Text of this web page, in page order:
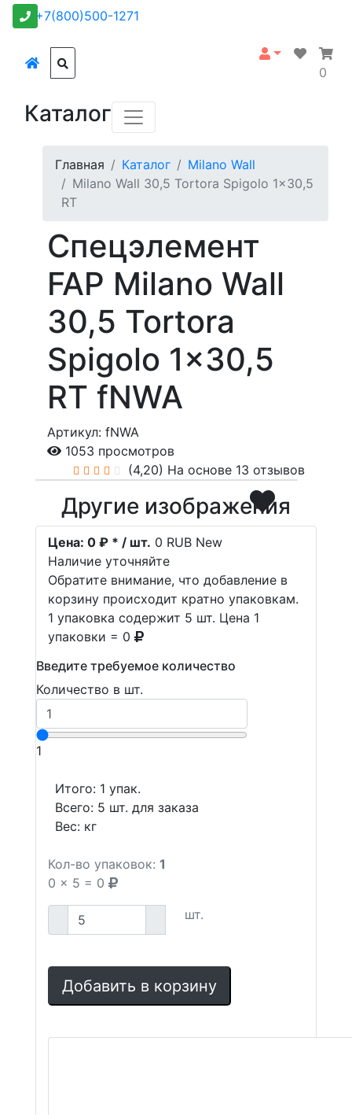
+7(800)500-1271
0
Каталог
Главная Каталог
Milano Wall
Milano Wall 30,5 Tortora Spigolo 1x30,5
RT
Спецэлемент
FAP Milano Wall
30,5 Tortora
Spigolo 1x30,5
RT fNWA
Артикул: fNWA
1053 просмотров
(4,20) На основе 13 отзывов
Другие изображения
Цена: 0 ₽ * / шт. 0 RUB New
Наличие уточняйте
Обратите внимание, что добавление в
корзину происходит кратно упаковкам.
1 упаковка содержит 5 шт. Цена 1
упаковки = 0
Введите требуемое количество
Количество в шт.
1
Итого: 1 упак.
Всего: 5 шт. для заказа
Вес: кг
Кол-во упаковок: 1
0 x 5 = 0
шт.
Добавить в корзину